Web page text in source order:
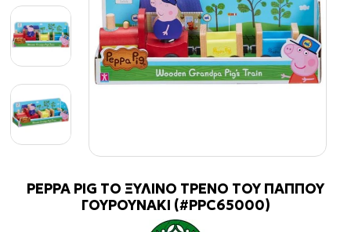
PEPPA PIG ΤΟ ΞΥΛΙΝΟ ΤΡΕΝΟ ΤΟΥ ΠΑΠΠΟΥ
ΓΟΥΡΟΥΝΑΚΙ (#PPC65000)